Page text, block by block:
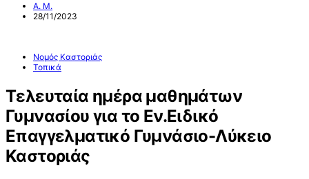
Α. Μ.
28/11/2023
Νομός Καστοριάς
Τοπικά
Τελευταία ημέρα μαθημάτων
Γυμνασίου για το Εν.Ειδικό
Επαγγελματικό Γυμνάσιο-Λύκειο
Καστοριάς